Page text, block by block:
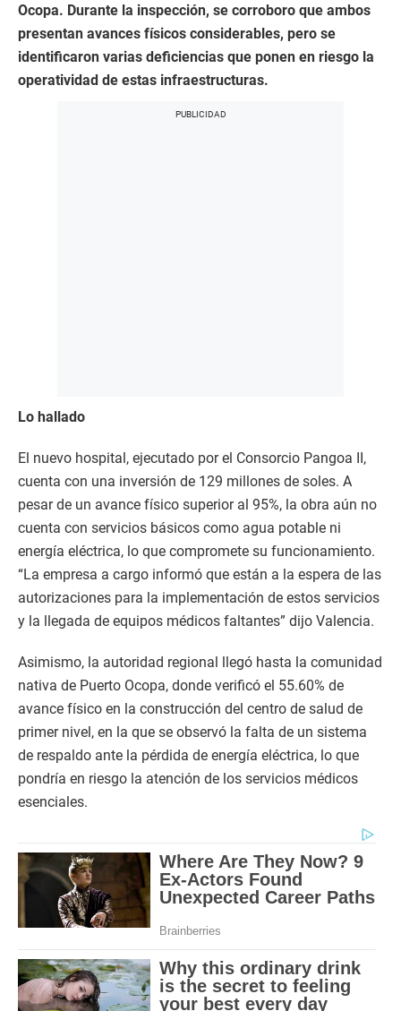
Ocopa. Durante la inspección, se corroboro que ambos
presentan avances físicos considerables, pero se
identificaron varias deficiencias que ponen en riesgo la
operatividad de estas infraestructuras.
Lo hallado
El nuevo hospital, ejecutado por el Consorcio Pangoa II,
cuenta con una inversión de 129 millones de soles. A
pesar de un avance físico superior al 95%, la obra aún no
cuenta con servicios básicos como agua potable ni
energía eléctrica, lo que compromete su funcionamiento.
“La empresa a cargo informó que están a la espera de las
autorizaciones para la implementación de estos servicios
y la llegada de equipos médicos faltantes” dijo Valencia.
Asimismo, la autoridad regional llegó hasta la comunidad
nativa de Puerto Ocopa, donde verificó el 55.60% de
avance físico en la construcción del centro de salud de
primer nivel, en la que se observó la falta de un sistema
de respaldo ante la pérdida de energía eléctrica, lo que
pondría en riesgo la atención de los servicios médicos
esenciales.